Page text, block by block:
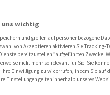
wichtig
und greifen auf personenbezogene
von Akzeptieren aktivieren Sie Tracking-
bereitzustellen“ aufgeführten Zwecke.
nicht mehr so relevant für Sie. Sie
Einwilligung zu widerrufen, indem Sie auf
Einstellungen gelten innerhalb unseres